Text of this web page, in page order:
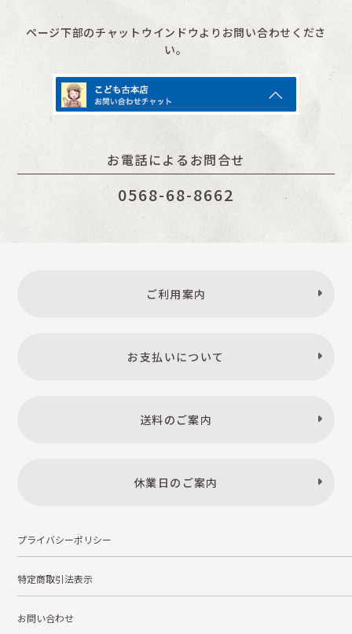
ページ下部のチャットウインドウよりお問い合わせくださ
い。
お電話によるお問合せ
0568-68-8662
ご利用案内
お支払いについて
送料のご案内
休業日のご案内
プライバシーポリシー
特定商取引法表示
お問い合わせ